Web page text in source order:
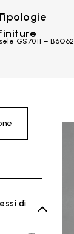
GS7011 – B6O62
di